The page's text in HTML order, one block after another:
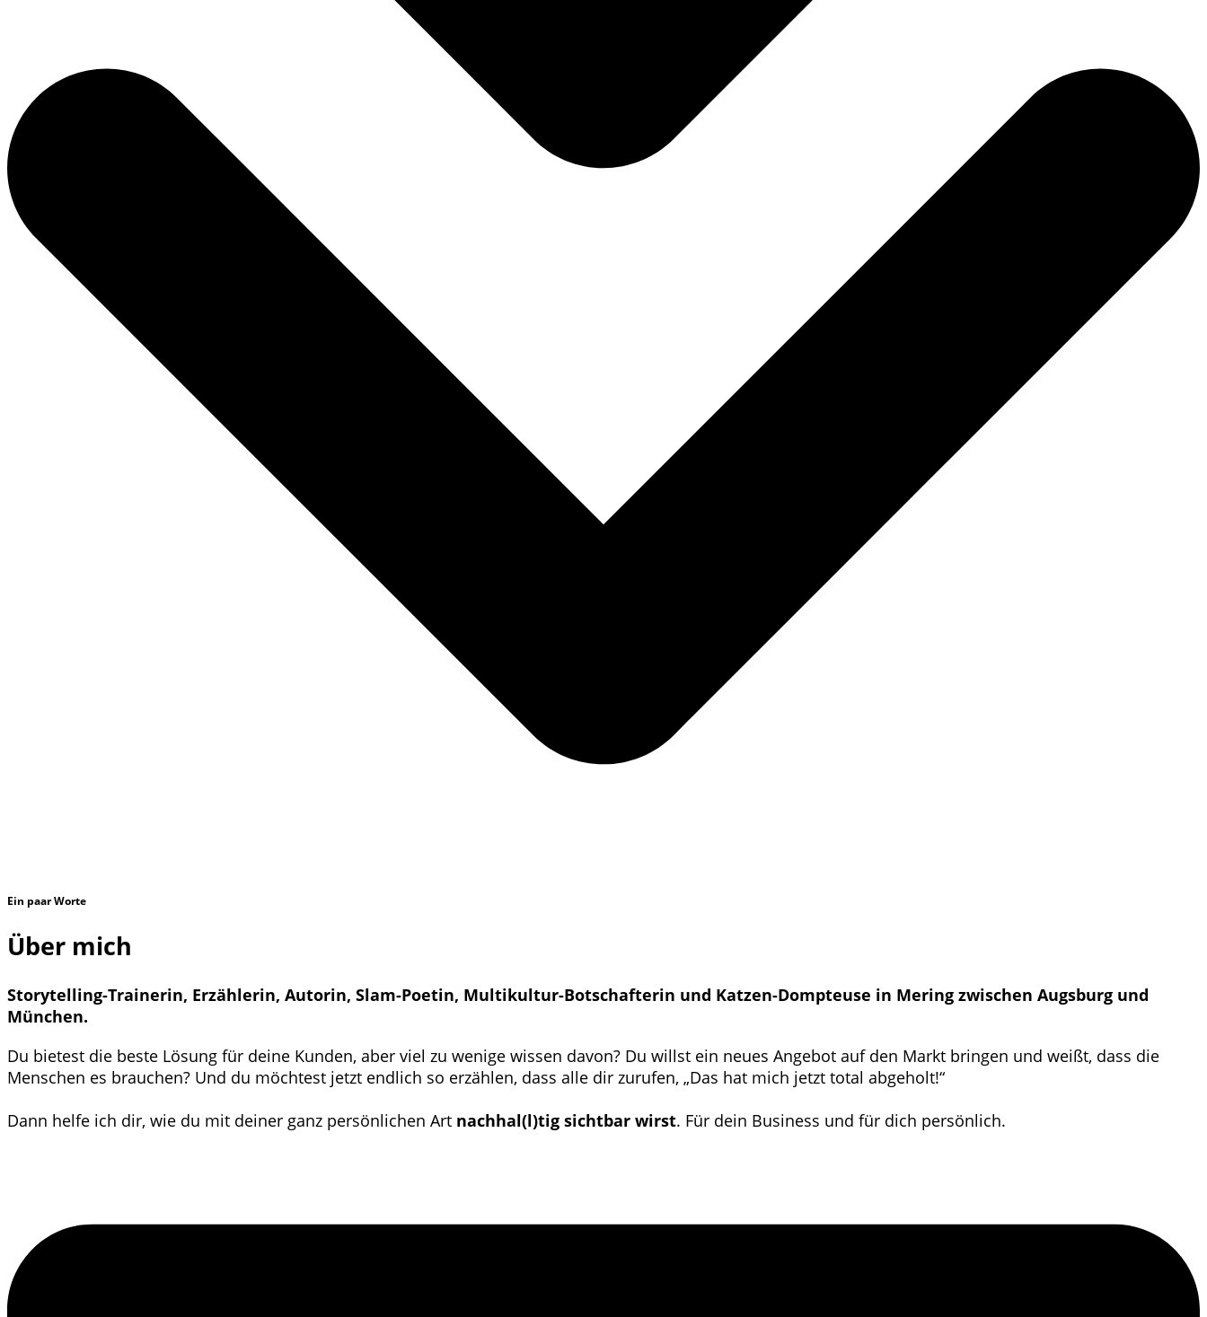
Ein paar Worte
Über mich
Storytelling-Trainerin, Erzählerin, Autorin, Slam-Poetin, Multikultur-Botschafterin und Katzen-Dompteuse in Mering zwischen Augsburg und
München.
Du bietest die beste Lösung für deine Kunden, aber viel zu wenige wissen davon? Du willst ein neues Angebot auf den Markt bringen und weißt, dass die
Menschen es brauchen? Und du möchtest jetzt endlich so erzählen, dass alle dir zurufen, „Das hat mich jetzt total abgeholt!“
Dann helfe ich dir, wie du mit deiner ganz persönlichen Art nachhal(l)tig sichtbar wirst. Für dein Business und für dich persönlich.